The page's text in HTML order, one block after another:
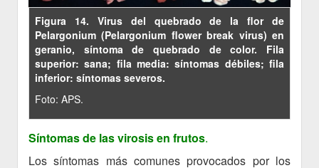
Figura 14. Virus del quebrado de la flor de
Pelargonium (Pelargonium flower break virus) en
geranio, síntoma de quebrado de color. Fila
superior: sana; fila media: síntomas débiles; fila
inferior: síntomas severos.
Foto: APS.
Síntomas de las virosis en frutos.
Los síntomas más comunes provocados por los